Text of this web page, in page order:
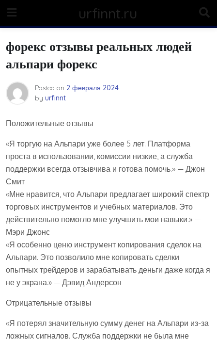
content
urfinnt.ru
форекс отзывы реальных людей
альпари форекс
Posted on 2 февраля 2024
by urfinnt
Положительные отзывы
«Я торгую на Альпари уже более 5 лет. Платформа
проста в использовании, комиссии низкие, а служба
поддержки всегда отзывчива и готова помочь.» — Джон
Смит
«Мне нравится, что Альпари предлагает широкий спектр
торговых инструментов и учебных материалов. Это
действительно помогло мне улучшить мои навыки.» —
Мэри Джонс
«Я особенно ценю инструмент копирования сделок на
Альпари. Это позволило мне копировать сделки
опытных трейдеров и зарабатывать деньги даже когда я
не у экрана.» — Дэвид Андерсон
Отрицательные отзывы
«Я потерял значительную сумму денег на Альпари из-за
ложных сигналов. Служба поддержки не была мне